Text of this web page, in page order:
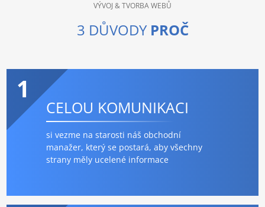
VÝVOJ & TVORBA WEBŮ
3 DŮVODY PROČ
1
CELOU KOMUNIKACI
si vezme na starosti náš obchodní
manažer, který se postará, aby všechny
strany měly ucelené informace